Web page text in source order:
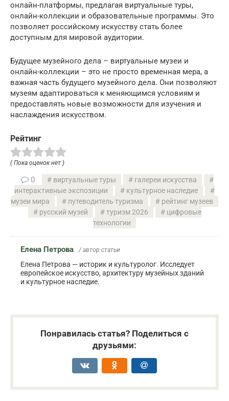
онлайн-платформы, предлагая виртуальные туры,
онлайн-коллекции и образовательные программы. Это
позволяет российскому искусству стать более
доступным для мировой аудитории.
Будущее музейного дела – виртуальные музеи и
онлайн-коллекции – это не просто временная мера, а
важная часть будущего музейного дела. Они позволяют
музеям адаптироваться к меняющимся условиям и
предоставлять новые возможности для изучения и
наслаждения искусством.
Рейтинг
( Пока оценок нет )
0 виртуальные туры
галереи искусства
интерактивные экспозиции
культурное наследие
музеи мира
путеводитель туризма
рейтинг музеев
русский музей
туризм 2026
цифровые
технологии
Елена Петрова / автор статьи
Елена Петрова — историк и культуролог. Исследует
европейское искусство, архитектуру музейных зданий
и культурное наследие.
Понравилась статья? Поделиться с
друзьями: